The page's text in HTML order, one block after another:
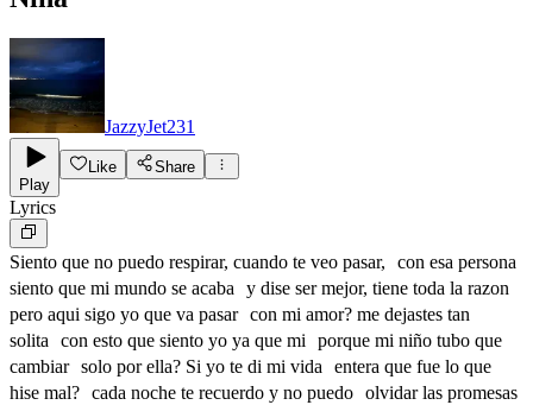
JazzyJet231
Play
Like Share
Lyrics
Siento que no puedo respirar, cuando te veo pasar, con esa persona
siento que mi mundo se acaba y dise ser mejor, tiene toda la razon
pero aqui sigo yo que va pasar con mi amor? me dejastes tan
solita con esto que siento yo ya que mi porque mi niño tubo que
cambiar solo por ella? Si yo te di mi vida entera que fue lo que
hise mal? cada noche te recuerdo y no puedo olvidar las promesas